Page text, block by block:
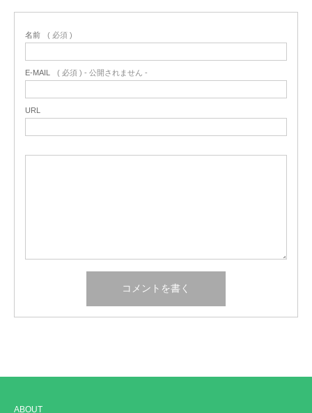
名前 ( 必須 )
E-MAIL ( 必須 ) - 公開されません -
URL
ABOUT